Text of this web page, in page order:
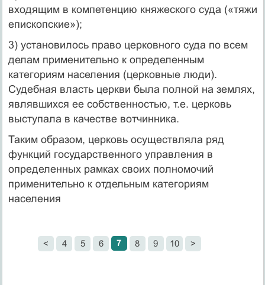
входящим в компетенцию княжеского суда («тяжи
епископские»);
3) установилось право церковного суда по всем
делам применительно к определенным
категориям населения (церковные люди).
Судебная власть церкви была полной на землях,
являвшихся ее собственностью, т.е. церковь
выступала в качестве вотчинника.
Таким образом, церковь осуществляла ряд
функций государственного управления в
определенных рамках своих полномочий
применительно к отдельным категориям
населения
< 4 5 6 7 8 9 10 >